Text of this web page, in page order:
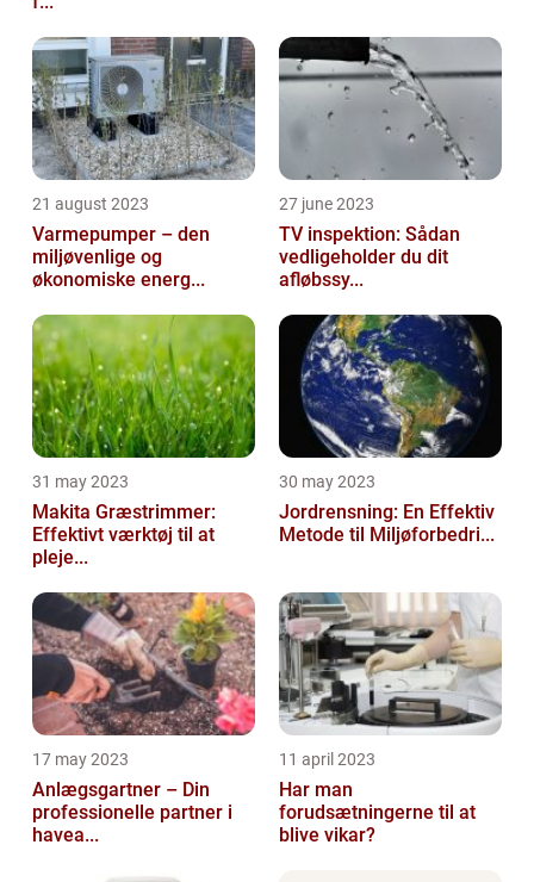
21 august 2023
Varmepumper – den
miljøvenlige og
økonomiske energ...
27 june 2023
TV inspektion: Sådan
vedligeholder du dit
afløbssy...
31 may 2023
Makita Græstrimmer:
Effektivt værktøj til at
pleje...
30 may 2023
Jordrensning: En Effektiv
Metode til Miljøforbedri...
17 may 2023
Anlægsgartner – Din
professionelle partner i
havea...
11 april 2023
Har man
forudsætningerne til at
blive vikar?